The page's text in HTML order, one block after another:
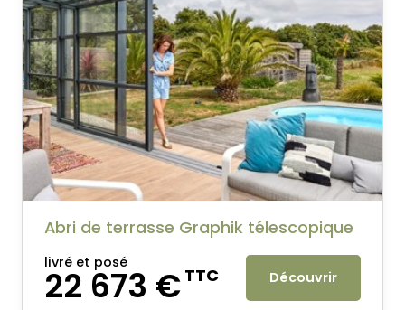
Abri de terrasse Graphik télescopique
livré et posé
22 673 €TTC Découvrir